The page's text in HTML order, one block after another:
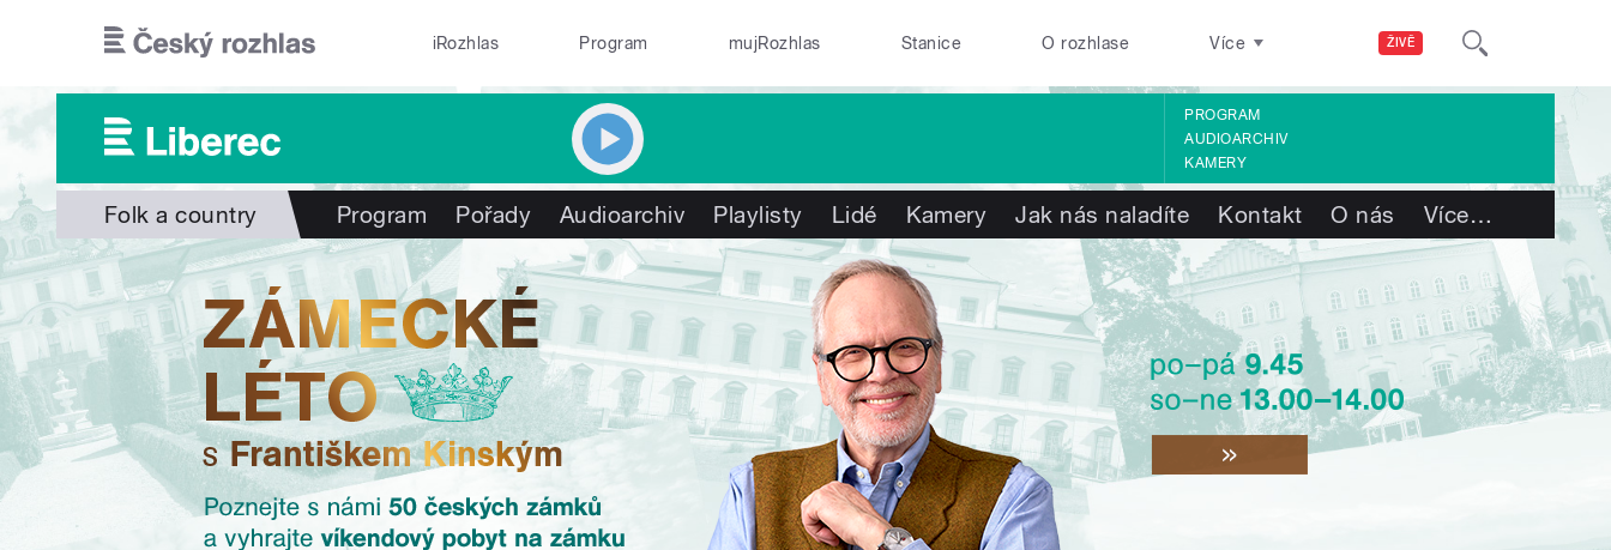
ŽIVĚ
iRozhlas Program mujRozhlas Stanice O rozhlase Více
PROGRAM
AUDIOARCHIV
KAMERY
Folk a country Program Pořady Audioarchiv Playlisty Lidé Kamery Jak nás naladíte Kontakt O nás Více…